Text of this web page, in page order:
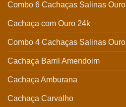
Combo 6 Cachaças Salinas Ouro
Cachaça com Ouro 24k
Combo 4 Cachaças Salinas Ouro
Cachaça Barril Amendoim
Cachaça Amburana
Cachaça Carvalho